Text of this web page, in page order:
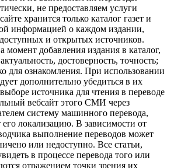
не предоставляем услуги
хранится только каталог газет и
информацией о каждом издании,
и открытых источников.
момент добавления издания в каталог,
достоверность, точность;
для ознакомления. При использовании
дополнительно убедиться в их
источника для чтения в переводе
вебсайт этого СМИ через
систему машинного перевода,
его локализацию. В зависимости от
выполнение переводов может
или недоступно. Все статьи,
в процессе перевода того или
отражением точки зрения их